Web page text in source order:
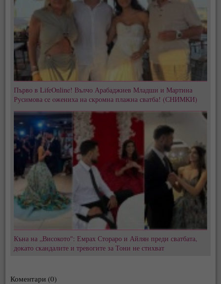
Първо в LifeOnline! Вълчо Арабаджиев Младши и Мартина
Русимова сe oжениха на скромна плажна сватба! (СНИМКИ)
Къна на „Високото": Емрах Стораро и Айлян преди сватбата,
докато скандалите и тревогите за Тони не стихват
Коментари (0)